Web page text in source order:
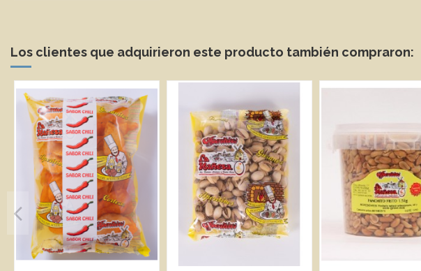
Los clientes que adquirieron este producto también compraron: